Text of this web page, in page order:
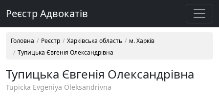
Реєстр Адвокатів
Головна Реєстр Харківська область
м. Харків
Тупицька Євгенія Олександрівна
Тупицька Євгенія Олександрівна
Tupicka Evgeniya Oleksandrivna